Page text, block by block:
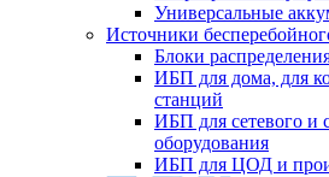
Универсальные
Источники
Блоки
ИБП для дома, для
станций
ИБП для сетевого и
оборудования
ИБП для ЦОД и